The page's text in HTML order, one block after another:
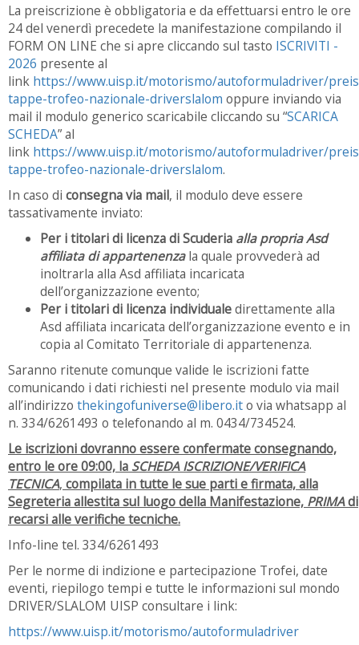
La preiscrizione è obbligatoria e da effettuarsi entro le ore
24 del venerdì precedete la manifestazione compilando il
FORM ON LINE che si apre cliccando sul tasto ISCRIVITI -
2026 presente al
link https://www.uisp.it/motorismo/autoformuladriver/
tappe-trofeo-nazionale-driverslalom oppure inviando via
mail il modulo generico scaricabile cliccando su “SCARICA
SCHEDA” al
link https://www.uisp.it/motorismo/autoformuladriver/
tappe-trofeo-nazionale-driverslalom.
In caso di consegna via mail, il modulo deve essere
tassativamente inviato:
Per i titolari di licenza di Scuderia alla propria Asd
affiliata di appartenenza la quale provvederà ad
inoltrarla alla Asd affiliata incaricata
dell’organizzazione evento;
Per i titolari di licenza individualedirettamente alla
Asd affiliata incaricata dell’organizzazione evento e in
copia al Comitato Territoriale di appartenenza.
Saranno ritenute comunque valide le iscrizioni fatte
comunicando i dati richiesti nel presente modulo via mail
all’indirizzo thekingofuniverse@libero.ito via whatsapp al
n. 334/6261493 o telefonando al m. 0434/734524.
Le iscrizioni dovranno essere confermate consegnando,
entro le ore 09:00, la SCHEDA ISCRIZIONE/VERIFICA
TECNICA, compilata in tutte le sue parti e firmata, alla
Segreteria allestita sul luogo della Manifestazione, PRIMAdi
recarsi alle verifiche tecniche.
Info-line tel. 334/6261493
Per le norme di indizione e partecipazione Trofei, date
eventi, riepilogo tempi e tutte le informazioni sul mondo
DRIVER/SLALOM UISP consultare i link:
https://www.uisp.it/motorismo/autoformuladriver